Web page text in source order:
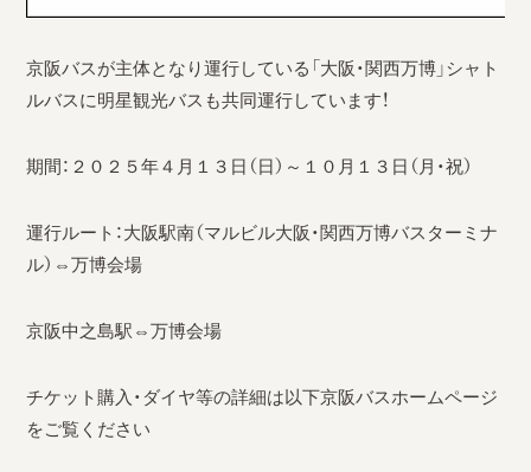
京阪バスが主体となり運行している「大阪・関西万博」シャト
ルバスに明星観光バスも共同運行しています！
期間：２０２５年４月１３日（日）～１０月１３日（月・祝）
運行ルート：大阪駅南（マルビル大阪・関西万博バスターミナ
ル）⇔万博会場
京阪中之島駅⇔万博会場
チケット購入・ダイヤ等の詳細は以下京阪バスホームページ
をご覧ください